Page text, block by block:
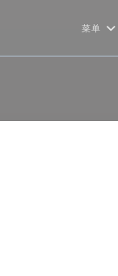
菜单